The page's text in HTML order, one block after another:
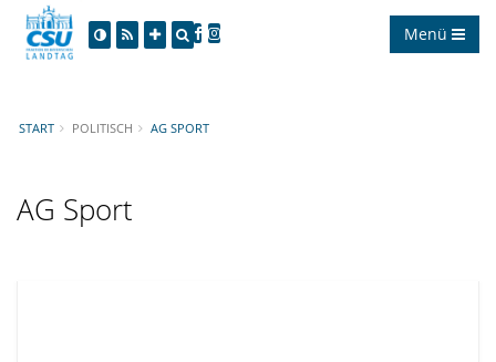
Menü
START POLITISCH AG SPORT
AG Sport